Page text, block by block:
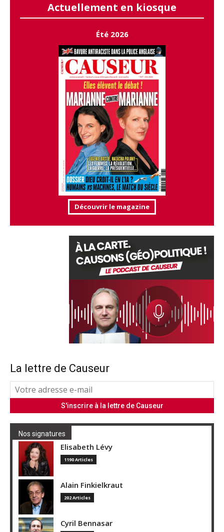
Actuellement en kiosque
Été 2026
Découvrir le magazine
La lettre de Causeur
Nos signatures
Elisabeth Lévy
1190 Articles
Alain Finkielkraut
202 Articles
Cyril Bennasar